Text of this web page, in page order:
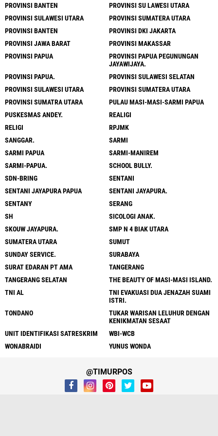
PROVINSI BANTEN
PROVINSI SU LAWESI UTARA
PROVINSI SULAWESI UTARA
PROVINSI SUMATERA UTARA
PROVINSI BANTEN
PROVINSI DKI JAKARTA
PROVINSI JAWA BARAT
PROVINSI MAKASSAR
PROVINSI PAPUA
PROVINSI PAPUA PEGUNUNGAN
JAYAWIJAYA.
PROVINSI PAPUA.
PROVINSI SULAWESI SELATAN
PROVINSI SULAWESI UTARA
PROVINSI SUMATERA UTARA
PROVINSI SUMATRA UTARA
PULAU MASI-MASI-SARMI PAPUA
PUSKESMAS ANDEY.
REALIGI
RELIGI
RPJMK
SANGGAR.
SARMI
SARMI PAPUA
SARMI-MANIREM
SARMI-PAPUA.
SCHOOL BULLY.
SDN-BRING
SENTANI
SENTANI JAYAPURA PAPUA
SENTANI JAYAPURA.
SENTANY
SERANG
SH
SICOLOGI ANAK.
SKOUW JAYAPURA.
SMP N 4 BIAK UTARA
SUMATERA UTARA
SUMUT
SUNDAY SERVICE.
SURABAYA
SURAT EDARAN PT AMA
TANGERANG
TANGERANG SELATAN
THE BEAUTY OF MASI-MASI ISLAND.
TNI AL
TNI EVAKUASI DUA JENAZAH SUAMI
ISTRI.
TONDANO
TUKAR WARISAN LELUHUR DENGAN
KENIKMATAN SESAAT
UNIT IDENTIFIKASI SATRESKRIM
WBI-WCB
WONABRAIDI
YUNUS WONDA
@TIMURPOS